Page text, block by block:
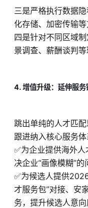
三是严格执行数据
化存储、加密传输等
四是针对不同区域
景调查、薪酬谈判等
4. 增值升级：延伸服务
跳出单纯的人才匹
跟进纳入核心服务体
✅为企业提供海外
决企业“画像模糊”的
✅为候选人提供
才服务包”对接、安
务，提升候选人意向